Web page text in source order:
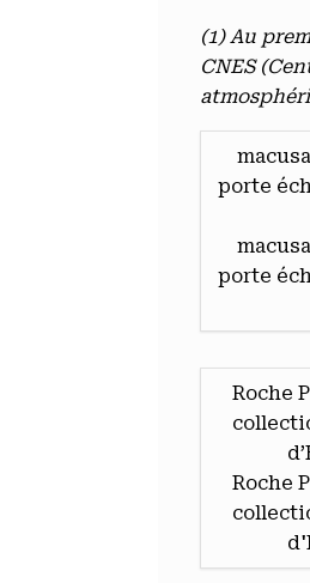
(1) Au
CNES
porte
porte
Roche
Roche